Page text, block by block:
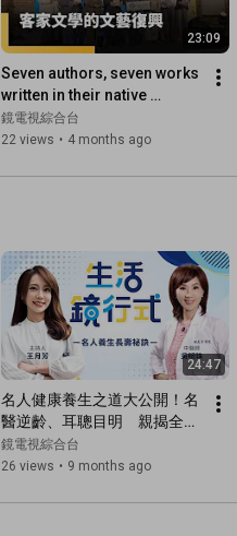
23:09
Seven authors, seven works
written in their native
language: "At This Moment,
This Guest" brings ...
鏡電視綜合台
22 views • 4 months ago
24:47
名人健康養生之道大公開！名
醫逆齡、耳聰目明　親揭全靠
「這些做法」！按摩「這些養
生大穴」　增強免疫力、還能
芳 吳明珠 #鏡電視綜合台
鏡電視綜合台
26 views • 9 months ago